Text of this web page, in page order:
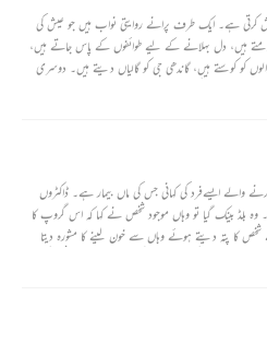
کرتی ہے۔ ایک طرف پرانے روایتی نواب ہیں جو عیش کی
ہیں، دل بہلانے کے لیے طوائفوں کے پاس جاتے ہیں،
کو کوستے ہیں، گاندھی جی کو گالیاں دیتے ہیں۔ دوسری
ہیں جن کی میت کو کوئی کندھا دینے والا بھی نہیں
والے ایسےفرد کی کہانی جس کی ماں بیمار ہے۔ ڈاکٹروں
بلڈ بینک گیا تو وہاں موجود شخص نے کہا کہ اس گروپ کا
پتہ دیتے ہوئے وہاں سے خون لینے کا مشورہ دیتا
ہے۔ نوکری کی تلاش میں گھومتے ہوئے اس شخص کی